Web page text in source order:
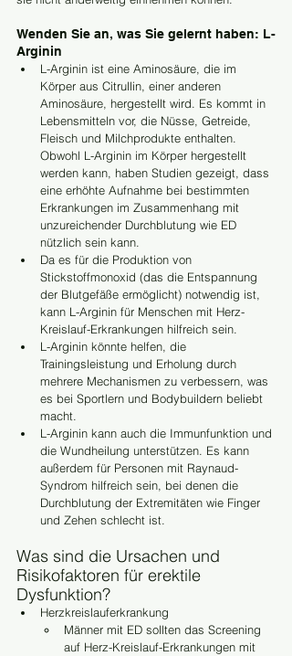
Wenden Sie an, was Sie gelernt haben: L-
Arginin
L-Arginin ist eine Aminosäure, die im
Körper aus Citrullin, einer anderen
Aminosäure, hergestellt wird. Es kommt in
Lebensmitteln vor, die Nüsse, Getreide,
Fleisch und Milchprodukte enthalten.
Obwohl L-Arginin im Körper hergestellt
werden kann, haben Studien gezeigt, dass
eine erhöhte Aufnahme bei bestimmten
Erkrankungen im Zusammenhang mit
unzureichender Durchblutung wie ED
nützlich sein kann.
Da es für die Produktion von
Stickstoffmonoxid (das die Entspannung
der Blutgefäße ermöglicht) notwendig ist,
kann L-Arginin für Menschen mit Herz-
Kreislauf-Erkrankungen hilfreich sein.
L-Arginin könnte helfen, die
Trainingsleistung und Erholung durch
mehrere Mechanismen zu verbessern, was
es bei Sportlern und Bodybuildern beliebt
macht.
L-Arginin kann auch die Immunfunktion und
die Wundheilung unterstützen. Es kann
außerdem für Personen mit Raynaud-
Syndrom hilfreich sein, bei denen die
Durchblutung der Extremitäten wie Finger
und Zehen schlecht ist.
Was sind die Ursachen und
Risikofaktoren für erektile
Dysfunktion?
Herzkreislauferkrankung
Männer mit ED sollten das Screening
auf Herz-Kreislauf-Erkrankungen mit